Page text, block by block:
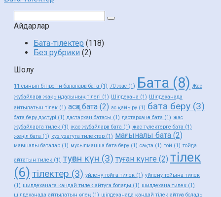
Айдарлар
Бата-тілектер (118)
Без рубрики (2)
Шолу
11 сынып бітіретін балаларға бата (1) 70 жас (1) Бата (8) Жас
жұбайларға жақындарының тілегі (1) Шілдехана (1) Шілдеханада
айтылатын тілек (1) асқа бата (2) ас қайыру (1) бата беру (3)
бата беру дәстүрі (1) дастархан батасы (1) дастарханға бата (1) жас
жубайларга тилек (1) жас жұбайларға бата (1) жас түлектерге бата (1)
жеңіл бата (1) куз узатуга тилектер (1) мағыналы бата (2)
мағыналы баталар (1) мұсылманша бата беру (1) сақта (1) той (1) тойда
айтатын тилек (1) туған күн (3) туған күнге (2) тілек
(6) тілектер (3) уйлену тойга тилек (1) уйлену тойына тилек
(1) шилдеханага кандай тилек айтуга болады (1) шилдехана тилек (1)
шілдеханада айтылатын өлең (1) шілдеханада қандай тілек айтуға болады